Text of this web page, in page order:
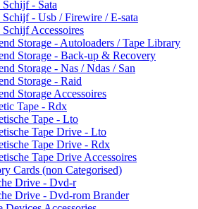
Schijf - Sata
Schijf - Usb / Firewire / E-sata
Schijf Accessoires
Storage - Autoloaders / Tape Library
Storage - Back-up & Recovery
Storage - Nas / Ndas / San
Storage - Raid
Storage Accessoires
Tape - Rdx
Tape - Lto
Tape Drive - Lto
Tape Drive - Rdx
Tape Drive Accessoires
Cards (non Categorised)
Drive - Dvd-r
Drive - Dvd-rom Brander